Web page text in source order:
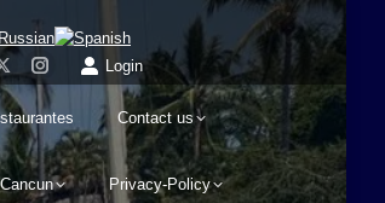
Login
Contact us
Cancun Privacy-Policy